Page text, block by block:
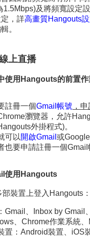
1.5Mbps)及將頻寬設定
，詳高畫質Hangouts
。
上直播
使用Hangouts的前置作
註冊一個Gmail帳號 ，
瀏覽器，允許
外掛程式)。
可以 開啟Gmail 或
也要申請註冊一個Gmail
使用Hangouts
裝置上登入Hangouts：
Gmail、Inbox by Gmail
、Chrome作業系統、
置：Android裝置、iOS